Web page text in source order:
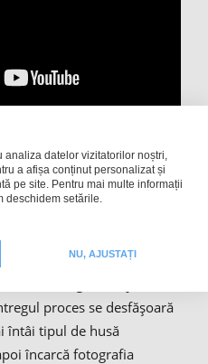
pentru
cu
proces se desfășoară
întâi tipul de husă
încarcă fotografia
analiza datelor vizitatorilor noștri,
a afișa conținut personalizat și
pe site. Pentru mai multe informații
deschidem setările.
NU, AJUSTAȚI